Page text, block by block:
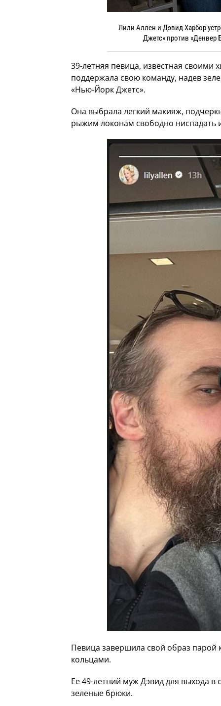
Лили Аллен и Дэвид Харбор
Джетс» против «Денвер
39-летняя певица, известная своими
поддержала свою команду, надев
«Нью-Йорк Джетс».
Она выбрала легкий макияж,
рыжим локонам свободно ниспадать
Певица завершила свой образ парой
кольцами.
Ее 49-летний муж Дэвид для выхода в
зеленые брюки.